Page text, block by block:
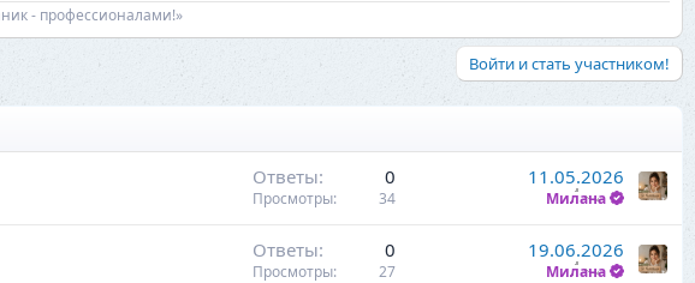
- профессионалами!»
Войти и стать участником!
Ответы 0
Просмотры 34
11.05.2026
Милана
Ответы 0
Просмотры 27
19.06.2026
Милана